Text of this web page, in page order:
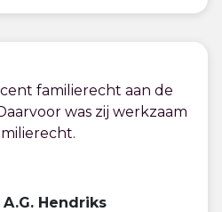
familierecht aan de
was zij werkzaam
Hendriks